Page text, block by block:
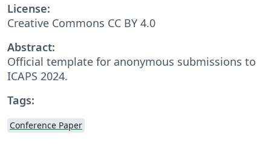
License:
Creative Commons CC BY 4.0
Abstract:
Official template for anonymous submissions to
ICAPS 2024.
Tags:
Conference Paper